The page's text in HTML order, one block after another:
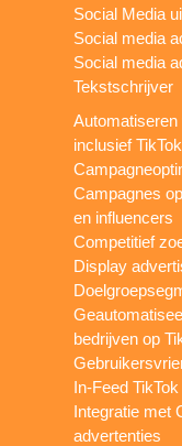
Social Media
Social media
Social media
Tekstschrijver
inclusief TikTok
Campagnes
en influencers
Competitief
Display
bedrijven op
In-Feed
Integratie met
advertenties